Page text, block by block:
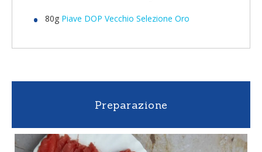
80g Piave DOP Vecchio Selezione Oro
Preparazione